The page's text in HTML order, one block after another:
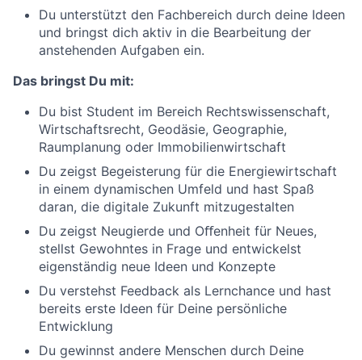
Du unterstützt den Fachbereich durch deine Ideen
und bringst dich aktiv in die Bearbeitung der
anstehenden Aufgaben ein.
Das bringst Du mit:
Du bist Student im Bereich Rechtswissenschaft,
Wirtschaftsrecht, Geodäsie, Geographie,
Raumplanung oder Immobilienwirtschaft
Du zeigst Begeisterung für die Energiewirtschaft
in einem dynamischen Umfeld und hast Spaß
daran, die digitale Zukunft mitzugestalten
Du zeigst Neugierde und Oﬀenheit für Neues,
stellst Gewohntes in Frage und entwickelst
eigenständig neue Ideen und Konzepte
Du verstehst Feedback als Lernchance und hast
bereits erste Ideen für Deine persönliche
Entwicklung
Du gewinnst andere Menschen durch Deine